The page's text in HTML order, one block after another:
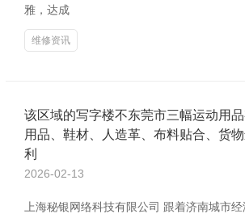
雅，达成
维修资讯
该区域的写字楼不东莞市三幅运动用
用品、鞋材、人造革、布料贴合、货
利
2026-02-13
上海秘银网络科技有限公司 跟着济南城市